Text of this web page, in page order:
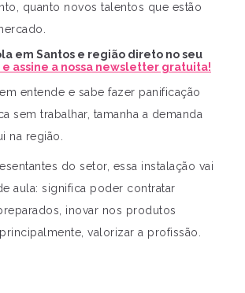
quanto novos talentos que estão
em Santos e região direto no seu
e assine a nossa newsletter gratuita!
entende e sabe fazer panificação
sem trabalhar, tamanha a demanda
na região.
do setor, essa instalação vai
aula: significa poder contratar
inovar nos produtos
valorizar a profissão.